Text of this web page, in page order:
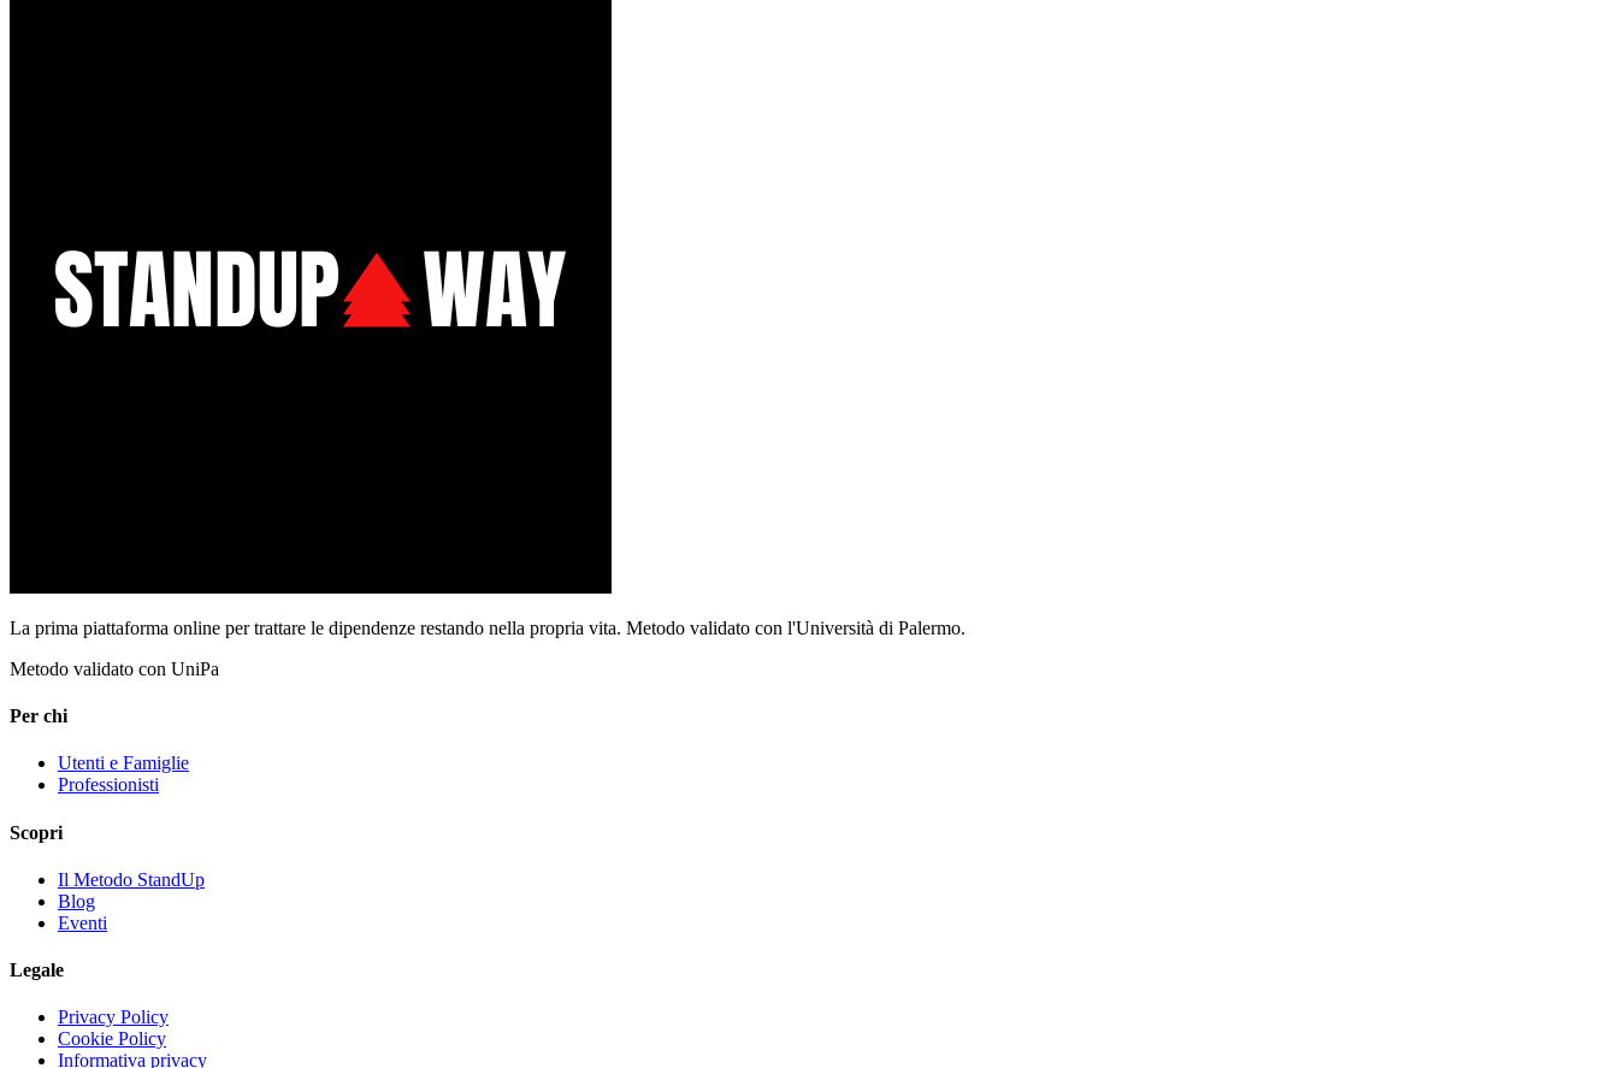
La prima piattaforma online per trattare le dipendenze restando nella propria vita. Metodo validato con l'Università di Palermo.
Metodo validato con UniPa
Per chi
Utenti e Famiglie
Professionisti
Scopri
Il Metodo StandUp
Blog
Eventi
Legale
Privacy Policy
Cookie Policy
Informativa privacy